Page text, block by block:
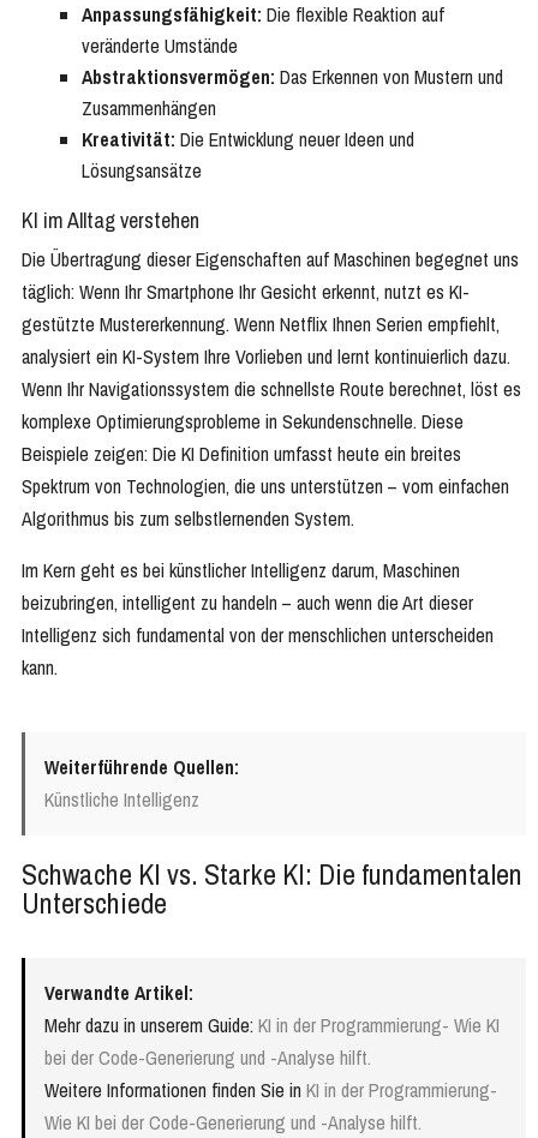
Anpassungsfähigkeit: Die flexible Reaktion auf
veränderte Umstände
Abstraktionsvermögen: Das Erkennen von Mustern und
Zusammenhängen
Kreativität: Die Entwicklung neuer Ideen und
Lösungsansätze
KI im Alltag verstehen
Die Übertragung dieser Eigenschaften auf Maschinen begegnet uns
täglich: Wenn Ihr Smartphone Ihr Gesicht erkennt, nutzt es KI-
gestützte Mustererkennung. Wenn Netflix Ihnen Serien empfiehlt,
analysiert ein KI-System Ihre Vorlieben und lernt kontinuierlich dazu.
Wenn Ihr Navigationssystem die schnellste Route berechnet, löst es
komplexe Optimierungsprobleme in Sekundenschnelle. Diese
Beispiele zeigen: Die KI Definition umfasst heute ein breites
Spektrum von Technologien, die uns unterstützen – vom einfachen
Algorithmus bis zum selbstlernenden System.
Im Kern geht es bei künstlicher Intelligenz darum, Maschinen
beizubringen, intelligent zu handeln – auch wenn die Art dieser
Intelligenz sich fundamental von der menschlichen unterscheiden
kann.
Weiterführende Quellen:
Künstliche Intelligenz
Schwache KI vs. Starke KI: Die fundamentalen
Unterschiede
Verwandte Artikel:
Mehr dazu in unserem Guide: KI in der Programmierung- Wie KI
bei der Code-Generierung und -Analyse hilft.
Weitere Informationen finden Sie in KI in der Programmierung-
Wie KI bei der Code-Generierung und -Analyse hilft.